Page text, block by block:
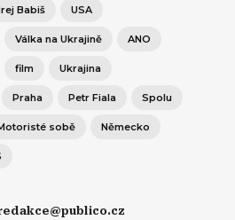
Babiš USA
Válka na Ukrajině ANO
film Ukrajina
Praha Petr Fiala Spolu
sobě Německo